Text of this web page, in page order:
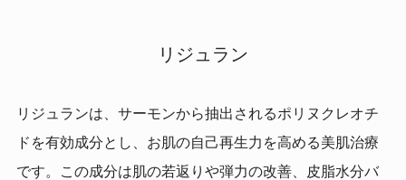
リジュラン
リジュランは、サーモンから抽出されるポリヌクレオチ
ドを有効成分とし、お肌の自己再生力を高める美肌治療
です。この成分は肌の若返りや弾力の改善、皮脂水分バ